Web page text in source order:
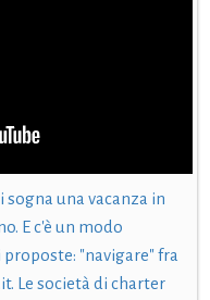
una vacanza in
E c'è un modo
"navigare" fra
Le società di charter